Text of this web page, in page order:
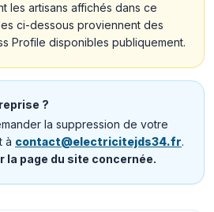
les artisans affichés dans ce
ci-dessous proviennent des
Profile disponibles publiquement.
?
la suppression de votre
à contact@electricitejds34.fr.
la page du site concernée.